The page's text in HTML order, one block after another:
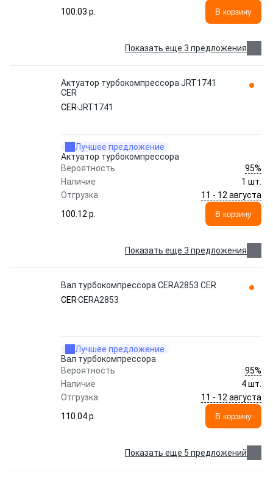
100.03 p.
В корзину
Показать еще 3 предложения
Актуатор турбокомпрессора JRT1741
CER
CERJRT1741
Лучшее предложение
Актуатор турбокомпрессора
Вероятность
95%
Наличие
1 шт.
Отгрузка
11 - 12 августа
100.12 p.
В корзину
Показать еще 3 предложения
Вал турбокомпрессора CERA2853 CER
CERCERA2853
Лучшее предложение
Вал турбокомпрессора
Вероятность
95%
Наличие
4 шт.
Отгрузка
11 - 12 августа
110.04 p.
В корзину
Показать еще 5 предложений